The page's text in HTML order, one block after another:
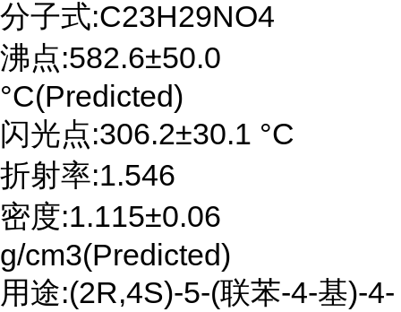
分子式:C23H29NO4
沸点:582.6±50.0
°C(Predicted)
闪光点:306.2±30.1 °C
折射率:1.546
密度:1.115±0.06
g/cm3(Predicted)
用途:(2R,4S)-5-(联苯-4-基)-4-